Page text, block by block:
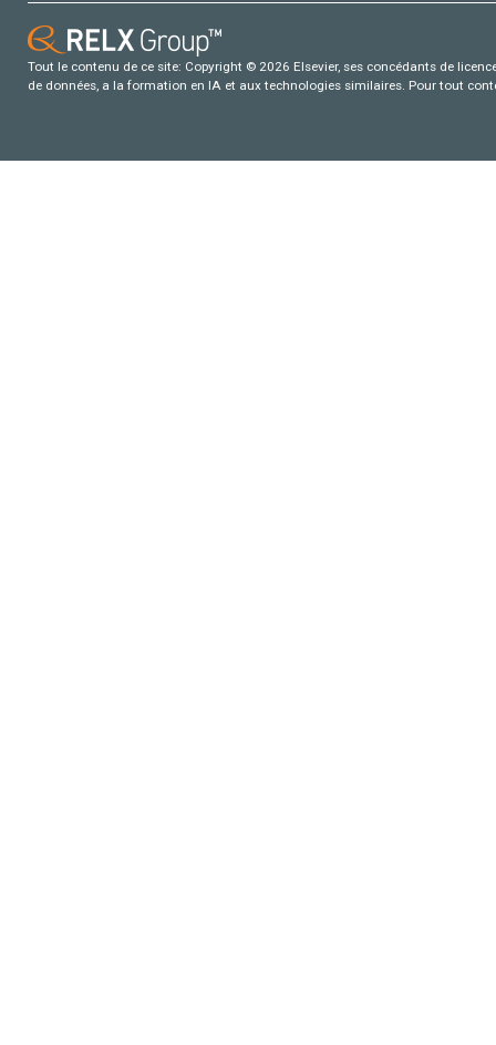
Tout le contenu de ce site: Copyright © 2026 Elsevier, ses concédants de
de données, a la formation en IA et aux technologies similaires. Pour tout